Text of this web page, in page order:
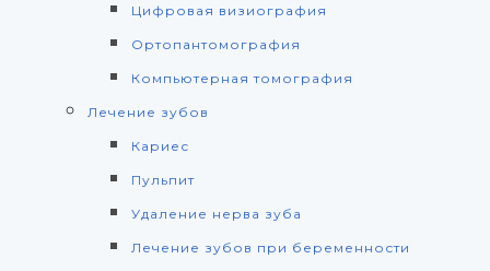
Цифровая визиография
Ортопантомография
Компьютерная томография
Лечение зубов
Кариес
Пульпит
Удаление нерва зуба
Лечение зубов при беременности